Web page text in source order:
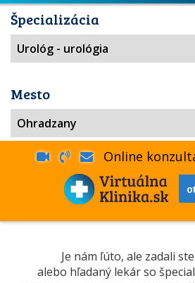
Špecializácia
Mesto
Online
Je nám ľúto, ale zadali
alebo hľadaný lekár so